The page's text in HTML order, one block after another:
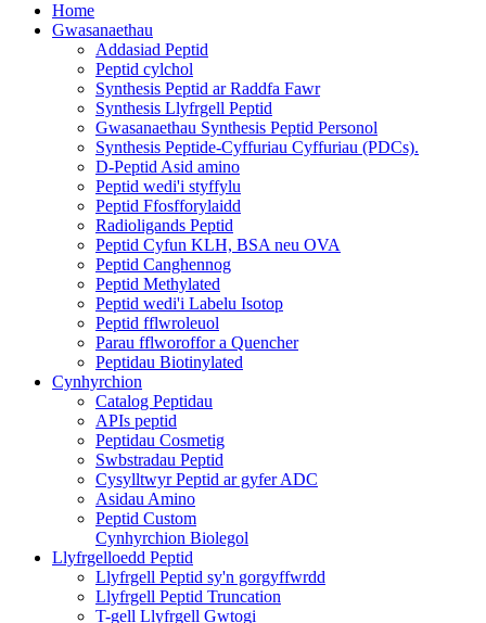
Home
Gwasanaethau
Addasiad Peptid
Peptid cylchol
Synthesis Peptid ar Raddfa Fawr
Synthesis Llyfrgell Peptid
Gwasanaethau Synthesis Peptid Personol
Synthesis Peptide-Cyffuriau Cyffuriau (PDCs).
D-Peptid Asid amino
Peptid wedi'i styffylu
Peptid Ffosfforylaidd
Radioligands Peptid
Peptid Cyfun KLH, BSA neu OVA
Peptid Canghennog
Peptid Methylated
Peptid wedi'i Labelu Isotop
Peptid fflwroleuol
Parau fflworoffor a Quencher
Peptidau Biotinylated
Cynhyrchion
Catalog Peptidau
APIs peptid
Peptidau Cosmetig
Swbstradau Peptid
Cysylltwyr Peptid ar gyfer ADC
Asidau Amino
Peptid Custom
Cynhyrchion Biolegol
Llyfrgelloedd Peptid
Llyfrgell Peptid sy'n gorgyffwrdd
Llyfrgell Peptid Truncation
T-gell Llyfrgell Gwtogi